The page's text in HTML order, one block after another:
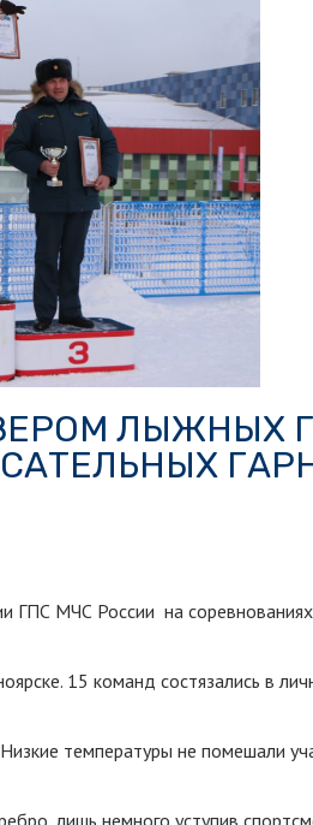
ЛЫЖНЫХ
ГПС МЧС России на
15 команд состязались в
температуры не помешали
лишь немного уступив